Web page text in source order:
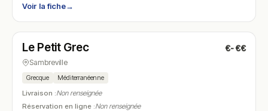
Voir la fiche→
N° 15
Le Petit Grec €-€€
Sambreville
Grecque Méditerranéenne
Livraison :Non renseignée
Réservation en ligne :Non renseignée